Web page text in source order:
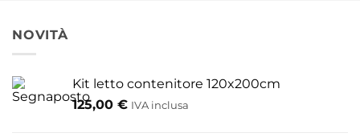
opzioni
essere
NOVITÀ
Kit letto contenitore 120x200cm
125,00 € IVA inclusa